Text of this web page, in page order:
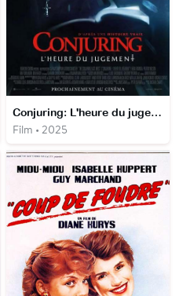
Conjuring: L'heure du jugement
Film • 2025